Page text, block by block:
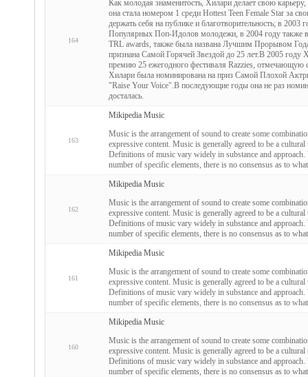
164
Как молодая знаменитость, Хилари делает свою
она стала номером 1 среди Hottest Teen Female Star за
держать себя на публике и благотворительность; в 2003
Популярных Поп-Идолов молодежи, в 2004 году также
TRL awards, также была названа Лучшим Прорывом
признана Самой Горячей Звездой до 25 лет.В 2005 году
премию 25 ежегодного фестиваля Razzies, отмечающую
Хилари была номинирована на приз Самой Плохой
"Raise Your Voice".В последующие годы она не раз
досталась.
163
Mikipedia Music
Music is the arrangement of sound to create some
expressive content. Music is generally agreed to be a
Definitions of music vary widely in substance and
number of specific elements, there is no consensus as to
162
Mikipedia Music
Music is the arrangement of sound to create some
expressive content. Music is generally agreed to be a
Definitions of music vary widely in substance and
number of specific elements, there is no consensus as to
161
Mikipedia Music
Music is the arrangement of sound to create some
expressive content. Music is generally agreed to be a
Definitions of music vary widely in substance and
number of specific elements, there is no consensus as to
160
Mikipedia Music
Music is the arrangement of sound to create some
expressive content. Music is generally agreed to be a
Definitions of music vary widely in substance and
number of specific elements, there is no consensus as to